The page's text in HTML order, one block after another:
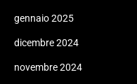
gennaio 2025
dicembre 2024
novembre 2024